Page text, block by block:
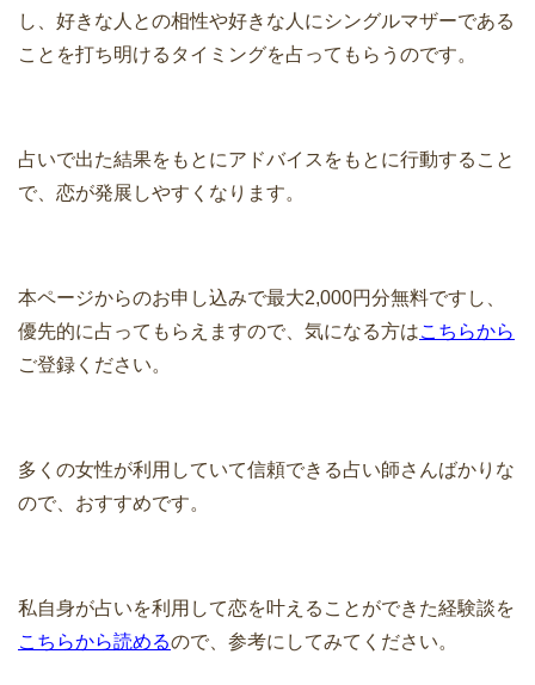
し、好きな人との相性や好きな人にシングルマザーである
ことを打ち明けるタイミングを占ってもらうのです。
占いで出た結果をもとにアドバイスをもとに行動すること
で、恋が発展しやすくなります。
本ページからのお申し込みで最大2,000円分無料ですし、
優先的に占ってもらえますので、気になる方はこちらから
ご登録ください。
多くの女性が利用していて信頼できる占い師さんばかりな
ので、おすすめです。
私自身が占いを利用して恋を叶えることができた経験談を
こちらから読めるので、参考にしてみてください。